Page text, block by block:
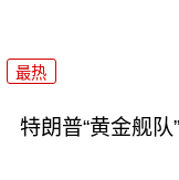
最热
特朗普“黄金舰